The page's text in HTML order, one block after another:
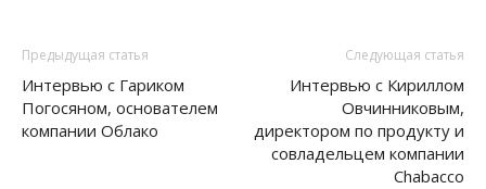
Предыдущая статья
Интервью с Гариком
Погосяном, основателем
компании Облако
Следующая статья
Интервью с Кириллом
Овчинниковым,
директором по продукту и
совладельцем компании
Chabacco